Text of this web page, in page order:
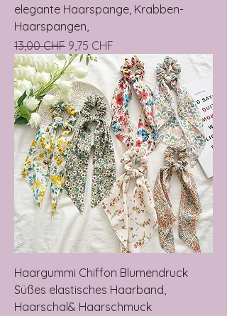
elegante Haarspange, Krabben-
Haarspangen,
Prix original
13,00 CHF Prix promotionnel
9,75 CHF
Haargummi Chiffon Blumendruck
Süßes elastisches Haarband,
Haarschal& Haarschmuck